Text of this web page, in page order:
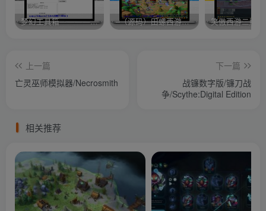
梦幻工具箱————-免费 –（源码）田螺西游9.0 假人摆摊18门派飞升渡劫化圣助战最新BB谛听…. 笑傲西游二版-
上一篇
亡灵巫师模拟器/Necrosmith
下一篇
战镰数字版/镰刀战
争/Scythe:Digital Edition
相关推荐